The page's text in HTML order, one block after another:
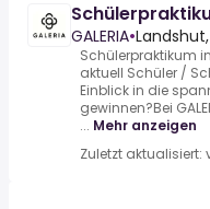
GALERIA•
Schülerpraktikum
aktuell Schüler /
Einblick in die
gewinnen?Bei
... Mehr anzeigen
Zuletzt aktualisiert: